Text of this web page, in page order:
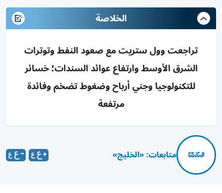
الخلاصة
تراجعت وول ستريت مع صعود النفط وتوترات
الشرق الأوسط وارتفاع عوائد السندات؛ خسائر
للتكنولوجيا وجني أرباح وضغوط تضخم وفائدة
مرتفعة
متابعات: «الخليج»